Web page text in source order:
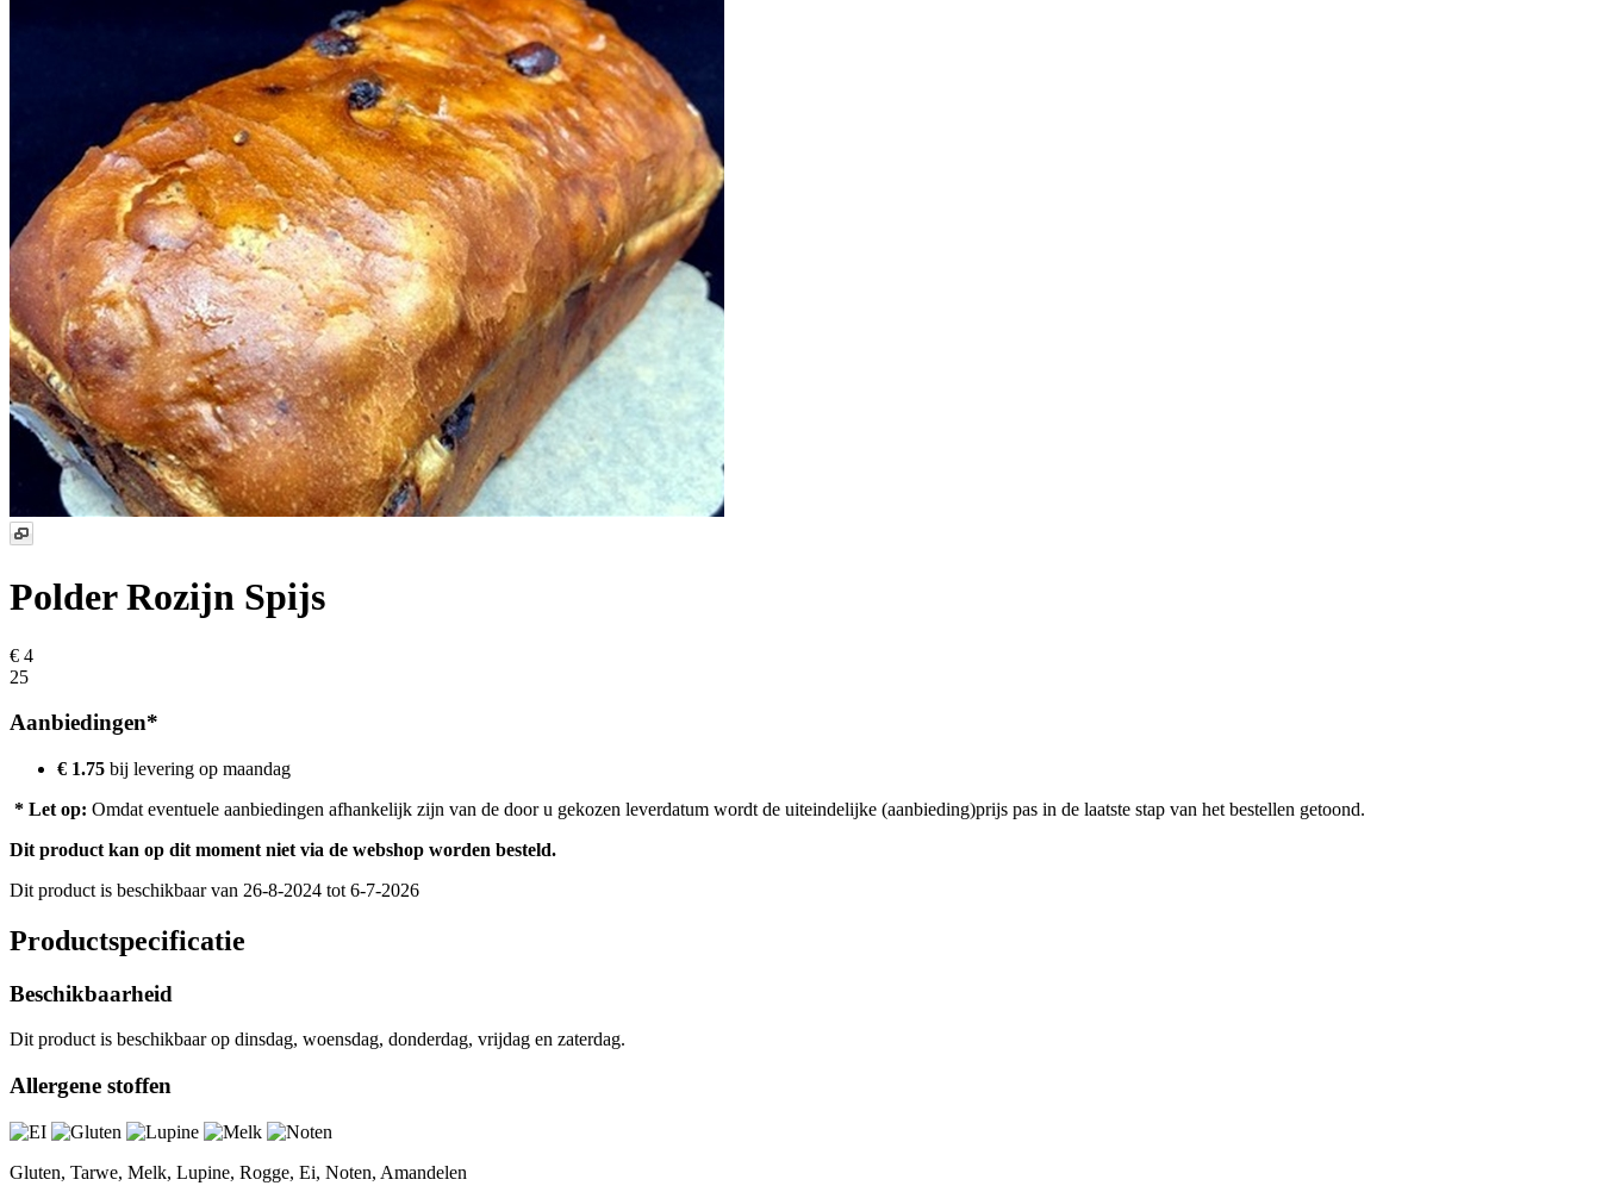
Polder Rozijn Spijs
€ 4
25
Aanbiedingen*
€ 1.75 bij levering op maandag
* Let op: Omdat eventuele aanbiedingen afhankelijk zijn van de door u gekozen leverdatum wordt de uiteindelijke (aanbieding)prijs pas in de laatste stap van het bestellen getoond.
Dit product kan op dit moment niet via de webshop worden besteld.
Dit product is beschikbaar van 26-8-2024 tot 6-7-2026
Productspecificatie
Beschikbaarheid
Dit product is beschikbaar op dinsdag, woensdag, donderdag, vrijdag en zaterdag.
Allergene stoffen
Gluten, Tarwe, Melk, Lupine, Rogge, Ei, Noten, Amandelen